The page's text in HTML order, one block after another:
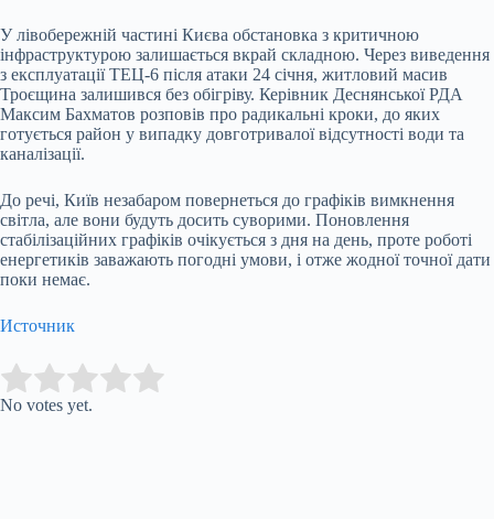
У лівобережній частині Києва обстановка з критичною
інфраструктурою залишається вкрай складною. Через виведення
з експлуатації ТЕЦ-6 після атаки 24 січня, житловий масив
Троєщина залишився без обігріву. Керівник Деснянської РДА
Максим Бахматов розповів про радикальні кроки, до яких
готується район у випадку довготривалої відсутності води та
каналізації.
До речі, Київ незабаром повернеться до графіків вимкнення
світла, але вони будуть досить суворими. Поновлення
стабілізаційних графіків очікується з дня на день, проте роботі
енергетиків заважають погодні умови, і отже жодної точної дати
поки немає.
Источник
Rate this item:
No votes yet.